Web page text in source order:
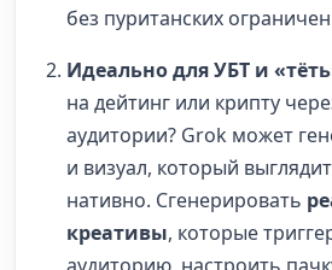
без пуританских
Идеально для УБТ и
на дейтинг или крипту
аудитории? Grok может
и визуал, который
нативно. Сгенерировать
креативы, которые